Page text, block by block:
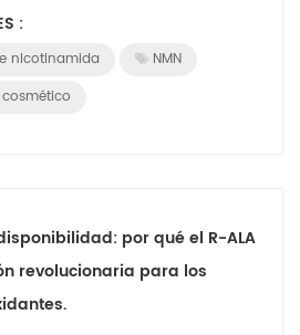
:
nicotinamida
NMN
por qué el R-ALA
revolucionaria para los